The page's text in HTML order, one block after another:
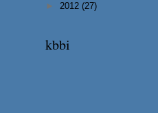
► 2012 (27)
kbbi